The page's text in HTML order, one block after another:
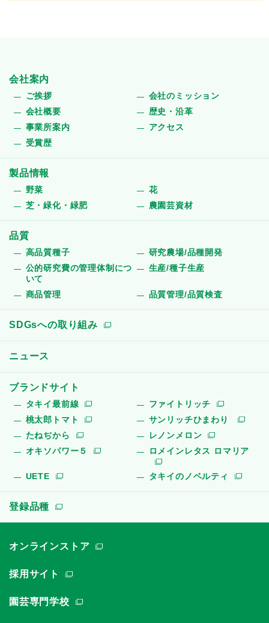
会社案内
ご挨拶
会社のミッション
会社概要
歴史・沿革
事業所案内
アクセス
受賞歴
製品情報
野菜
花
芝・緑化・緑肥
農園芸資材
品質
高品質種子
研究農場/品種開発
公的研究費の管理体制につ
いて
生産/種子生産
商品管理 品質管理/品質検査
SDGsへの取り組み
ニュース
ブランドサイト
タキイ最前線
ファイトリッチ
桃太郎トマト
サンリッチひまわり
たねぢから
レノンメロン
オキソパワー５
ロメインレタス ロマリア
UETE タキイのノベルティ
登録品種
オンラインストア
採用サイト
園芸専門学校